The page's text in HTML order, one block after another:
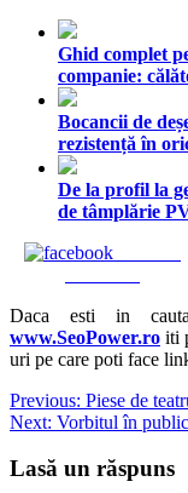
Ghid complet
companie:
Bocancii de
rezistență în
De la profil la
de tâmplărie
Daca esti in
www.SeoPower.ro iti
uri pe care poti face
Navigare
în
articole
Previous: Piese de
Next: Vorbitul în
Lasă un răspuns